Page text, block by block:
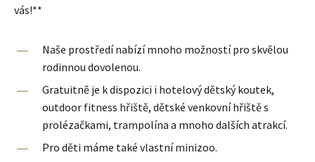
vás!**
Naše prostředí nabízí mnoho možností pro skvělou
rodinnou dovolenou.
Gratuitně je k dispozici i hotelový dětský koutek,
outdoor fitness hřiště, dětské venkovní hřiště s
prolézačkami, trampolína a mnoho dalších atrakcí.
Pro děti máme také vlastní minizoo.